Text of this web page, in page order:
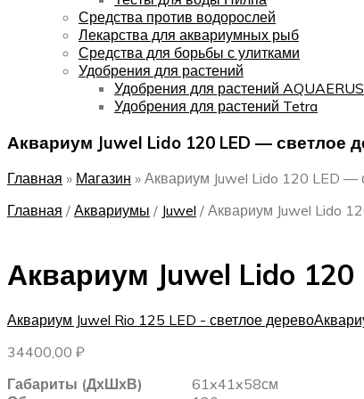
Средства против водорослей
Лекарства для аквариумных рыб
Средства для борьбы с улитками
Удобрения для растений
Удобрения для растений
Удобрения для растений Tetra
Аквариум Juwel Lido 120 LED — светлое
Главная » Магазин » Аквариум Juwel Lido 120 LED —
Главная / Аквариумы / Juwel / Аквариум Juwel Lido
Аквариум Juwel Lido
Аквариум Juwel Rio 125 LED - светлое дерево
34400,00 ₽
Габариты (ДхШхВ)
61x41x58см